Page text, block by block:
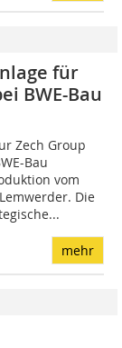
für
BWE-Bau
Zech Group
Bau
vom
Die
mehr